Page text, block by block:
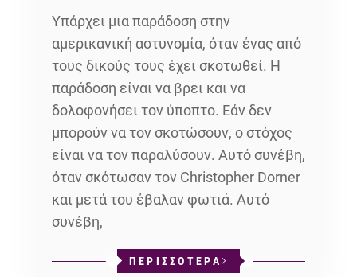
Υπάρχει μια παράδοση στην
αμερικανική αστυνομία, όταν ένας από
τους δικούς τους έχει σκοτωθεί. Η
παράδοση είναι να βρει και να
δολοφονήσει τον ύποπτο. Εάν δεν
μπορούν να τον σκοτώσουν, ο στόχος
είναι να τον παραλύσουν. Αυτό συνέβη,
όταν σκότωσαν τον Christopher Dorner
και μετά του έβαλαν φωτιά. Αυτό
συνέβη,
ΠΕΡΙΣΣΟΤΕΡΑ